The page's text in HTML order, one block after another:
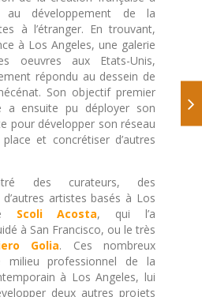
au développement de la
à l’étranger. En trouvant,
à Los Angeles, une galerie
oeuvres aux Etats-Unis,
répondu au dessein de
Son objectif premier
a ensuite pu déployer son
pour développer son réseau
et concrétiser d’autres
des curateurs, des
artistes basés à Los
Scoli Acosta, qui l’a
à San Francisco, ou le très
Golia. Ces nombreux
milieu professionnel de la
à Los Angeles, lui
deux autres projets